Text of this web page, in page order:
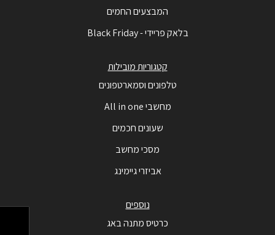
המבצעים החמים
בלאק פריידי - Black Friday
קטגוריות מובילות
טלפונים וסמארטפונים
מחשבי All in one
שעונים חכמים
מסכי מחשב
אביזרי גיימינג
נוספים
כרטיס מתנה באג